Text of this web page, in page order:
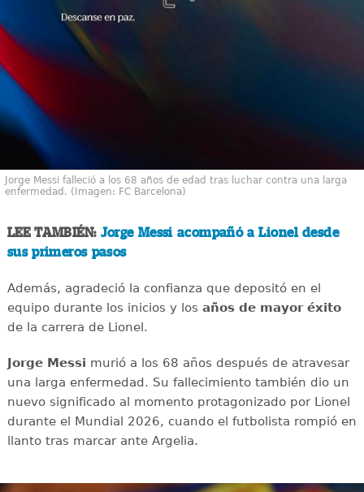
Jorge Messi falleció a los 68 años de edad tras luchar contra una larga
enfermedad. (Imagen: FC Barcelona)
LEE TAMBIÉN: Jorge Messi acompañó a Lionel desde
sus primeros pasos
Además, agradeció la confianza que depositó en el
equipo durante los inicios y los años de mayor éxito
de la carrera de Lionel.
Jorge Messi murió a los 68 años después de atravesar
una larga enfermedad. Su fallecimiento también dio un
nuevo significado al momento protagonizado por Lionel
durante el Mundial 2026, cuando el futbolista rompió en
llanto tras marcar ante Argelia.